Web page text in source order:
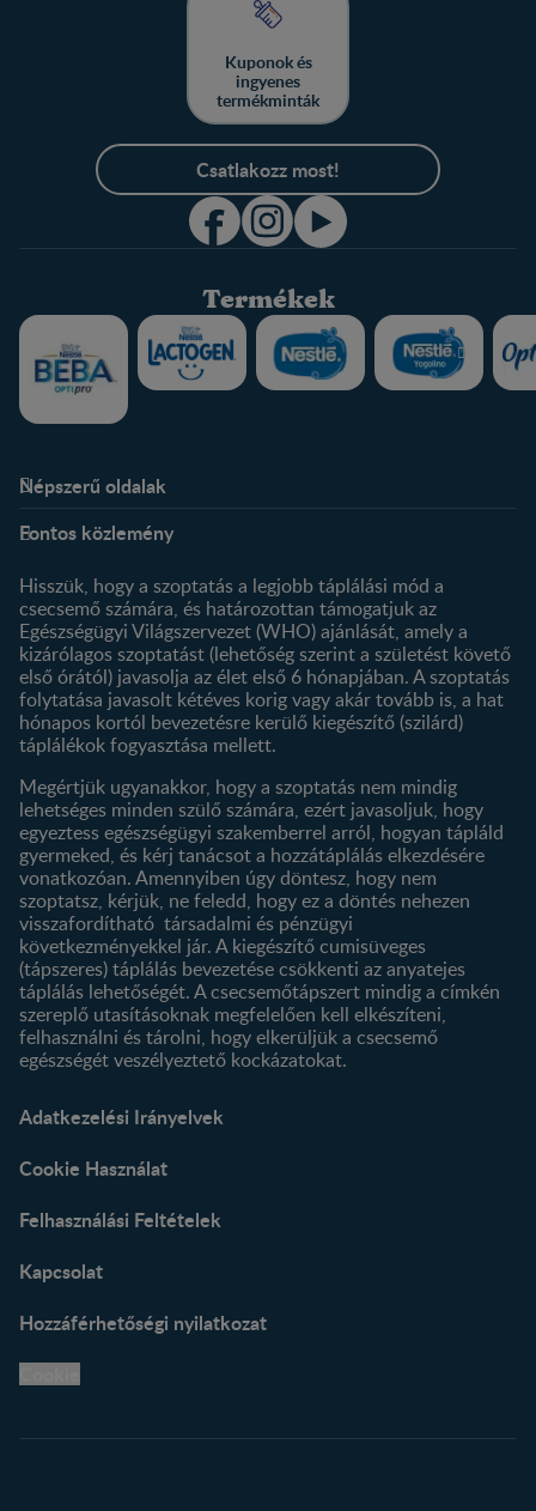
Kuponok és
ingyenes
termékminták
Csatlakozz most!
Termékek
Népszerű oldalak
Kapcsolat
Történetünk
Profilom
Termékeink
Termék kereső
Fontos közlemény
Hisszük, hogy a szoptatás a legjobb táplálási mód a
csecsemő számára, és határozottan támogatjuk az
Egészségügyi Világszervezet (WHO) ajánlását, amely a
kizárólagos szoptatást (lehetőség szerint a születést követő
első órától) javasolja az élet első 6 hónapjában. A szoptatás
folytatása javasolt kétéves korig vagy akár tovább is, a hat
hónapos kortól bevezetésre kerülő kiegészítő (szilárd)
táplálékok fogyasztása mellett.
Megértjük ugyanakkor, hogy a szoptatás nem mindig
lehetséges minden szülő számára, ezért javasoljuk, hogy
egyeztess egészségügyi szakemberrel arról, hogyan tápláld
gyermeked, és kérj tanácsot a hozzátáplálás elkezdésére
vonatkozóan. Amennyiben úgy döntesz, hogy nem
szoptatsz, kérjük, ne feledd, hogy ez a döntés nehezen
visszafordítható társadalmi és pénzügyi
következményekkel jár. A kiegészítő cumisüveges
(tápszeres) táplálás bevezetése csökkenti az anyatejes
táplálás lehetőségét. A csecsemőtápszert mindig a címkén
szereplő utasításoknak megfelelően kell elkészíteni,
felhasználni és tárolni, hogy elkerüljük a csecsemő
egészségét veszélyeztető kockázatokat.
Adatkezelési Irányelvek
Cookie Használat
Felhasználási Feltételek
Kapcsolat
Hozzáférhetőségi nyilatkozat